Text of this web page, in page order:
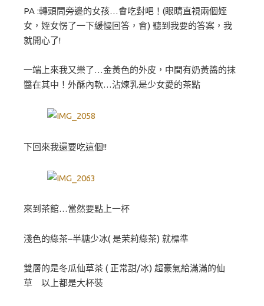
PA :轉頭問旁邊的女孩…會吃對吧！(眼睛直視兩個姪
女，姪女愣了一下緩慢回答，會) 聽到我要的答案，我
就開心了!
一端上來我又樂了…金黃色的外皮，中間有奶黃醬的抹
醬在其中！外酥內軟…沾煉乳是少女愛的茶點
下回來我還要吃這個!!
來到茶館…當然要點上一杯
淺色的綠茶–半糖少冰( 是茉莉綠茶) 就標準
雙層的是冬瓜仙草茶 ( 正常甜/冰) 超豪氣給滿滿的仙
草 以上都是大杯裝